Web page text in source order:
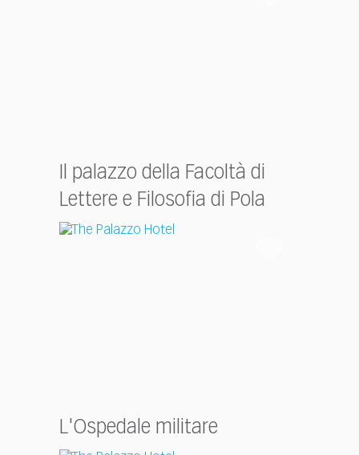
Il palazzo della Facoltà di
Lettere e Filosofia di Pola
L'Ospedale militare